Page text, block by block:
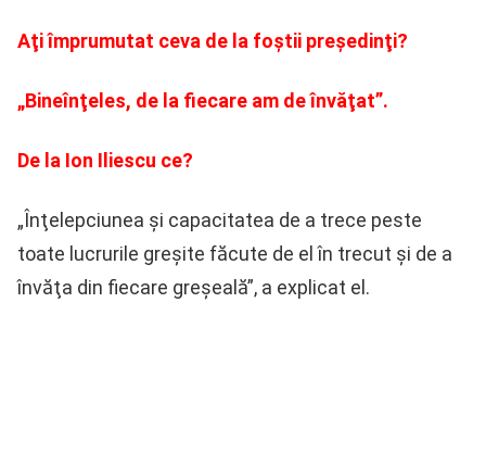
Aţi împrumutat ceva de la foştii preşedinţi?
„Bineînţeles, de la fiecare am de învăţat”.
De la Ion Iliescu ce?
„Înţelepciunea şi capacitatea de a trece peste
toate lucrurile greşite făcute de el în trecut şi de a
învăţa din fiecare greşeală”, a explicat el.